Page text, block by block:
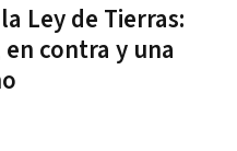
Ley de Tierras:
contra y una